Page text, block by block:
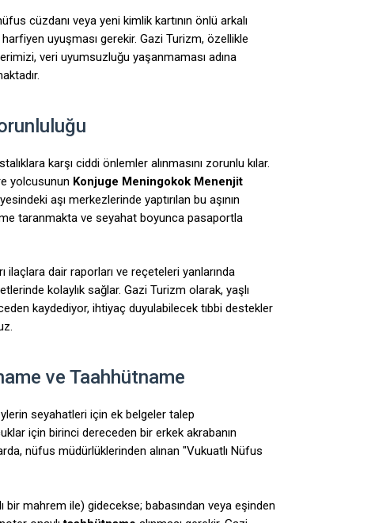
cüzdanı veya yeni kimlik kartının önlü arkalı
uyuşması gerekir. Gazi Turizm, özellikle
veri uyumsuzluğu yaşanmaması adına
karşı ciddi önlemler alınmasını zorunlu kılar.
yolcusunun Konjuge Meningokok Menenjit
aşı merkezlerinde yaptırılan bu aşının
taranmakta ve seyahat boyunca pasaportla
ilaçlara dair raporları ve reçeteleri yanlarında
kolaylık sağlar. Gazi Turizm olarak, yaşlı
kaydediyor, ihtiyaç duyulabilecek tıbbi destekler
ve Taahhütname
seyahatleri için ek belgeler talep
için birinci dereceden bir erkek akrabanın
nüfus müdürlüklerinden alınan "Vukuatlı Nüfus
mahrem ile) gidecekse; babasından veya eşinden